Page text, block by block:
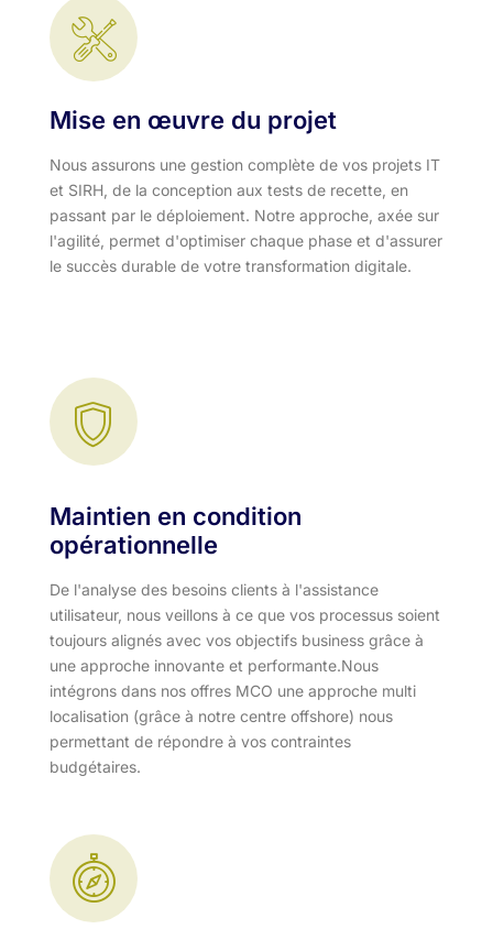
Mise en œuvre du projet
Nous assurons une gestion complète de vos projets IT
et SIRH, de la conception aux tests de recette, en
passant par le déploiement. Notre approche, axée sur
l'agilité, permet d'optimiser chaque phase et d'assurer
le succès durable de votre transformation digitale.
Maintien en condition
opérationnelle
De l'analyse des besoins clients à l'assistance
utilisateur, nous veillons à ce que vos processus soient
toujours alignés avec vos objectifs business grâce à
une approche innovante et performante.​ Nous
intégrons dans nos offres MCO une approche multi
localisation (grâce à notre centre offshore) nous
permettant de répondre à vos contraintes
budgétaires.